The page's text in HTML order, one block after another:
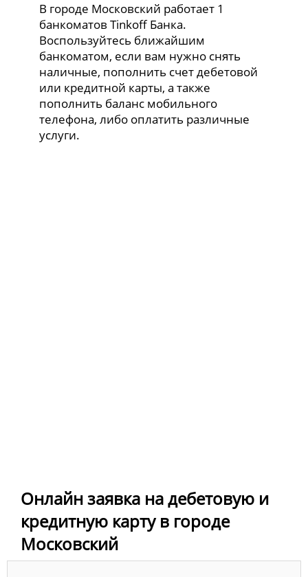
В городе Московский работает 1
банкоматов Tinkoff Банка.
Воспользуйтесь ближайшим
банкоматом, если вам нужно снять
наличные, пополнить счет дебетовой
или кредитной карты, а также
пополнить баланс мобильного
телефона, либо оплатить различные
услуги.
Онлайн заявка на дебетовую и
кредитную карту в городе
Московский